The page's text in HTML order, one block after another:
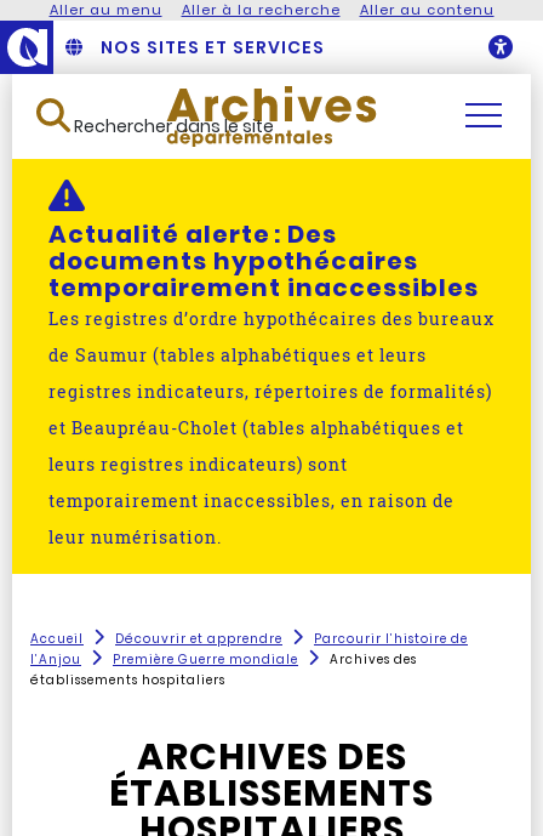
Aller au menu Aller à la recherche Aller au contenu
NOS SITES ET SERVICES
Rechercher dans le site
Actualité alerte : Des
documents hypothécaires
temporairement inaccessibles
Les registres d’ordre hypothécaires des bureaux
de Saumur (tables alphabétiques et leurs
registres indicateurs, répertoires de formalités)
et Beaupréau-Cholet (tables alphabétiques et
leurs registres indicateurs) sont
temporairement inaccessibles, en raison de
leur numérisation.
Accueil Découvrir et apprendre
Parcourir l’histoire de
l’Anjou
Première Guerre mondiale
Archives des
établissements hospitaliers
ARCHIVES DES
ÉTABLISSEMENTS